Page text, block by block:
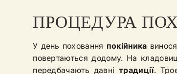
ПРОЦЕДУРА
У день поховання покійника
повертаються додому. На
передбачають давнітрадиції.